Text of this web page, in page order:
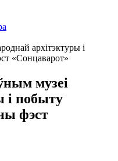
архітэктуры і
«Сонцаварот»
музеі
і побыту
фэст